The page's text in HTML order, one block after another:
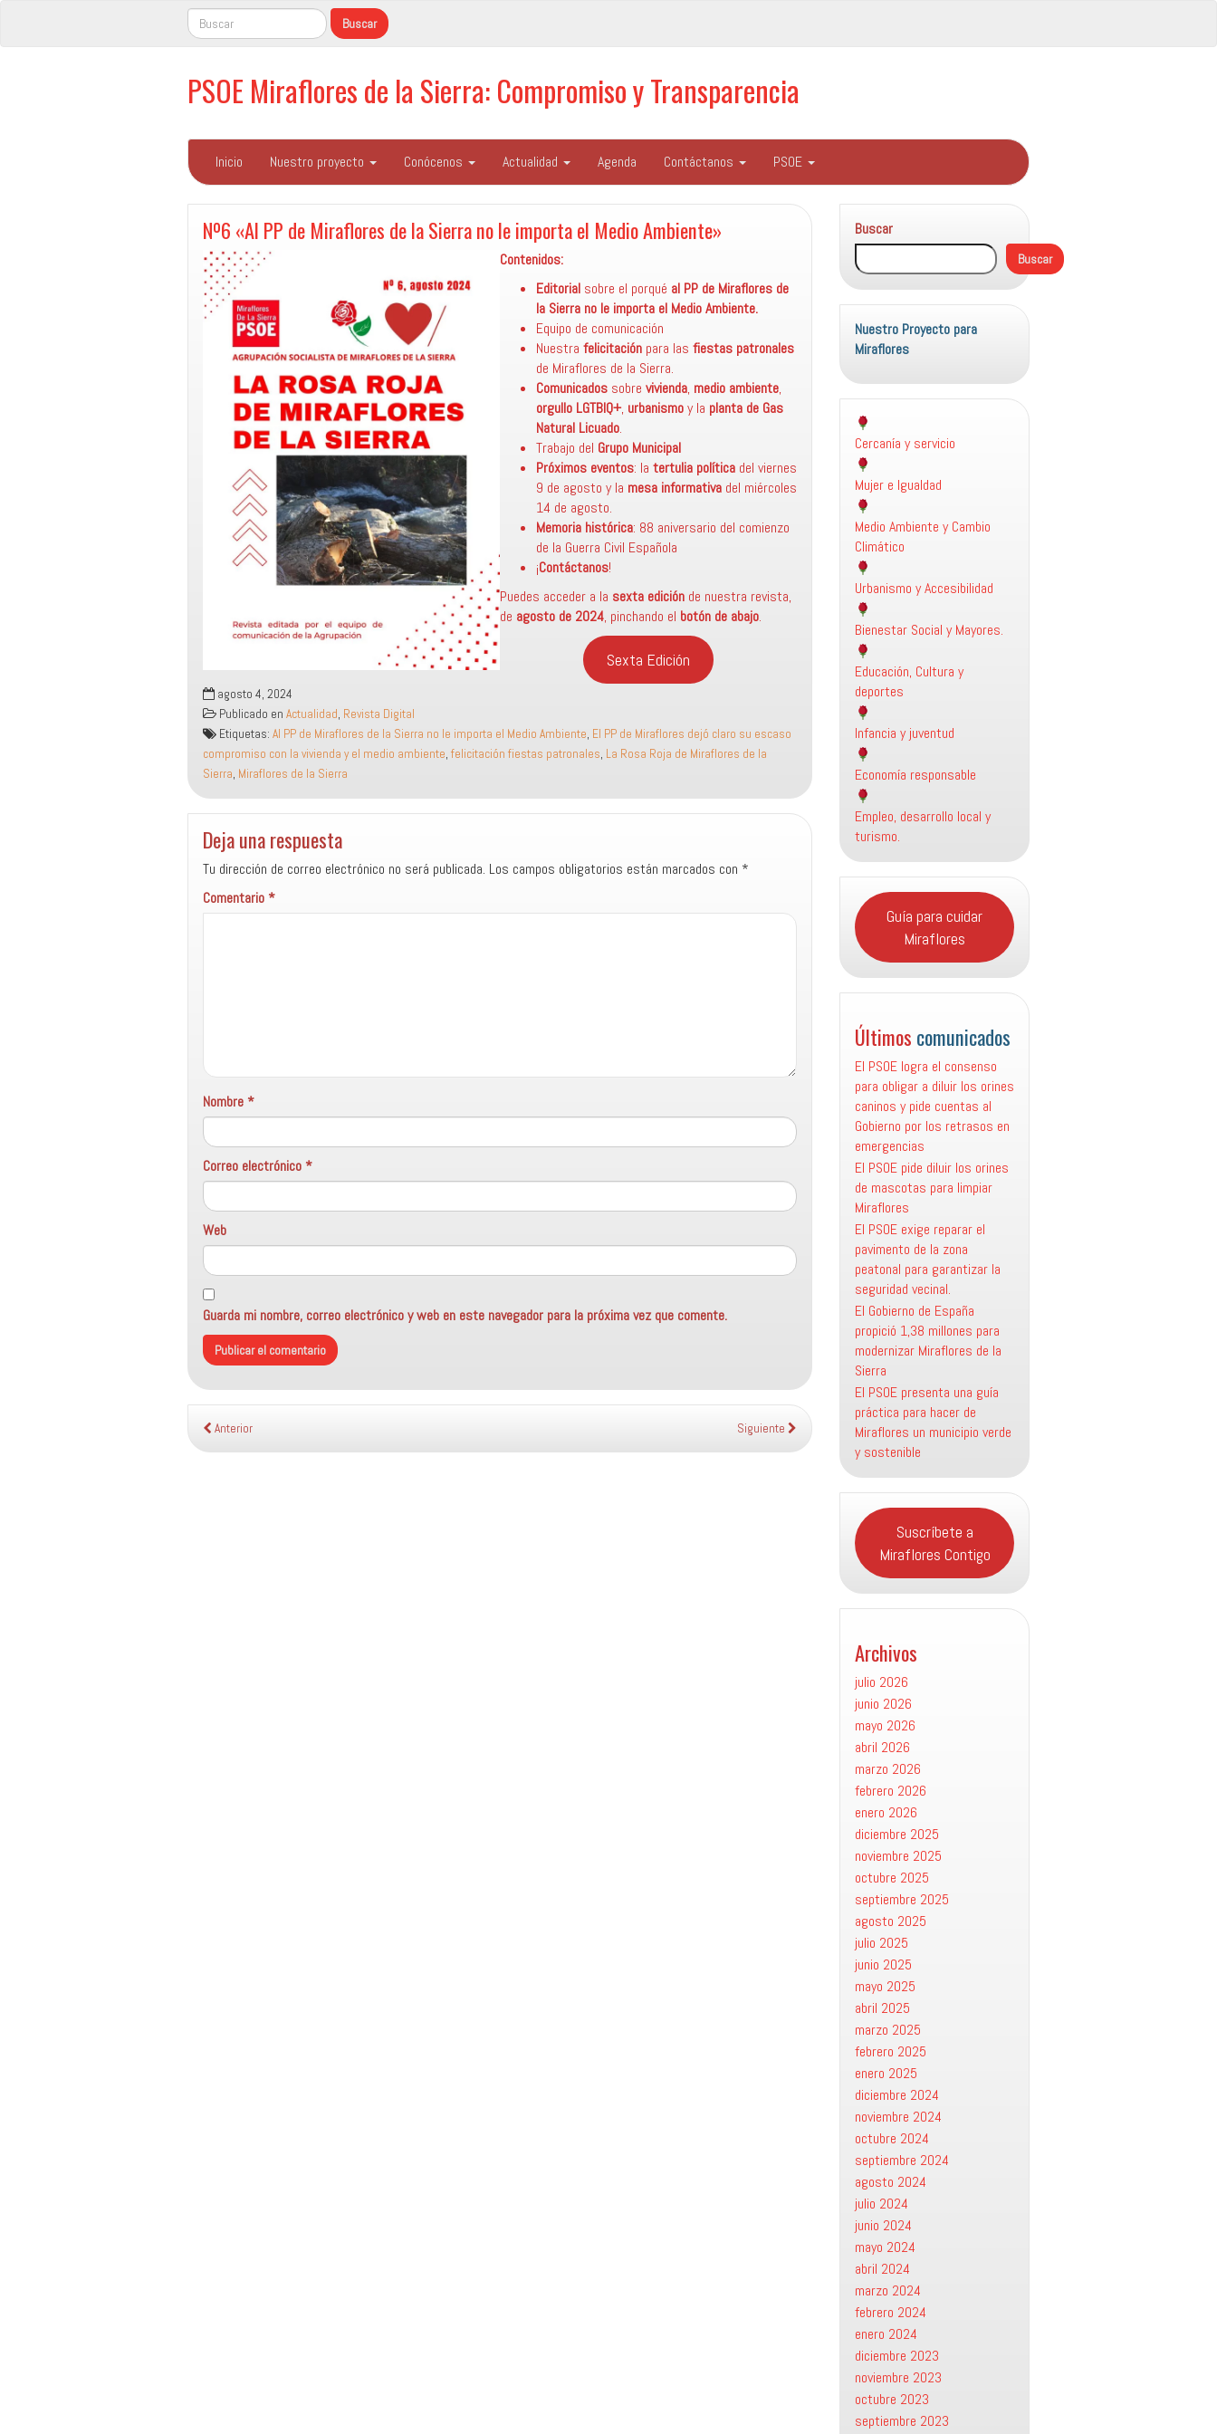
PSOE Miraflores de la Sierra: Compromiso y Transparencia
Inicio Nuestro proyecto Conócenos Actualidad Agenda Contáctanos PSOE
Nº6 «Al PP de Miraflores de la Sierra no le importa el Medio Ambiente»
Contenidos:
Editorial sobre el porqué al PP de Miraflores de
la Sierra no le importa el Medio Ambiente.
Equipo de comunicación
Nuestra felicitación para las fiestas patronales
de Miraflores de la Sierra.
Comunicados sobre vivienda, medio ambiente,
orgullo LGTBIQ+, urbanismoy la planta de Gas
Natural Licuado.
Trabajo del Grupo Municipal
Próximos eventos: la tertulia política del viernes
9 de agosto y la mesa informativa del miércoles
14 de agosto.
Memoria histórica: 88 aniversario del comienzo
de la Guerra Civil Española
¡Contáctanos!
Puedes acceder a la sexta edición de nuestra revista,
de agosto de 2024, pinchando el botón de abajo.
Sexta Edición
agosto 4, 2024
Publicado en Actualidad, Revista Digital
Etiquetas: Al PP de Miraflores de la Sierra no le importa el Medio Ambiente, El PP de Miraflores dejó claro su escaso
compromiso con la vivienda y el medio ambiente, felicitación fiestas patronales, La Rosa Roja de Miraflores de la
Sierra, Miraflores de la Sierra
Deja una respuesta
Tu dirección de correo electrónico no será publicada. Los campos obligatorios están marcados con *
Comentario*
Nombre *
Correo electrónico *
Web
Guarda mi nombre, correo electrónico y web en este navegador para la próxima vez que comente.
Anterior Siguiente
Buscar
Buscar
Nuestro Proyecto para
Miraflores
Cercanía y servicio
Mujer e Igualdad
Medio Ambiente y Cambio
Climático
Urbanismo y Accesibilidad
Bienestar Social y Mayores.
Educación, Cultura y
deportes
Infancia y juventud
Economía responsable
Empleo, desarrollo local y
turismo.
Guía para cuidar
Miraflores
Últimos comunicados
El PSOE logra el consenso
para obligar a diluir los orines
caninos y pide cuentas al
Gobierno por los retrasos en
emergencias
El PSOE pide diluir los orines
de mascotas para limpiar
Miraflores
El PSOE exige reparar el
pavimento de la zona
peatonal para garantizar la
seguridad vecinal.
El Gobierno de España
propició 1,38 millones para
modernizar Miraflores de la
Sierra
El PSOE presenta una guía
práctica para hacer de
Miraflores un municipio verde
y sostenible
Suscríbete a
Miraflores Contigo
Archivos
julio 2026
junio 2026
mayo 2026
abril 2026
marzo 2026
febrero 2026
enero 2026
diciembre 2025
noviembre 2025
octubre 2025
septiembre 2025
agosto 2025
julio 2025
junio 2025
mayo 2025
abril 2025
marzo 2025
febrero 2025
enero 2025
diciembre 2024
noviembre 2024
octubre 2024
septiembre 2024
agosto 2024
julio 2024
junio 2024
mayo 2024
abril 2024
marzo 2024
febrero 2024
enero 2024
diciembre 2023
noviembre 2023
octubre 2023
septiembre 2023